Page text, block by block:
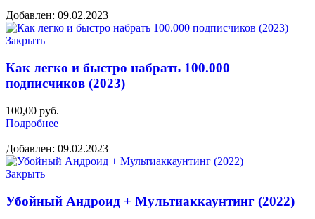
Добавлен: 09.02.2023
Закрыть
Как легко и быстро набрать 100.000
подписчиков (2023)
100,00 руб.
Подробнее
Добавлен: 09.02.2023
Закрыть
Убойный Андроид + Мультиаккаунтинг (2022)